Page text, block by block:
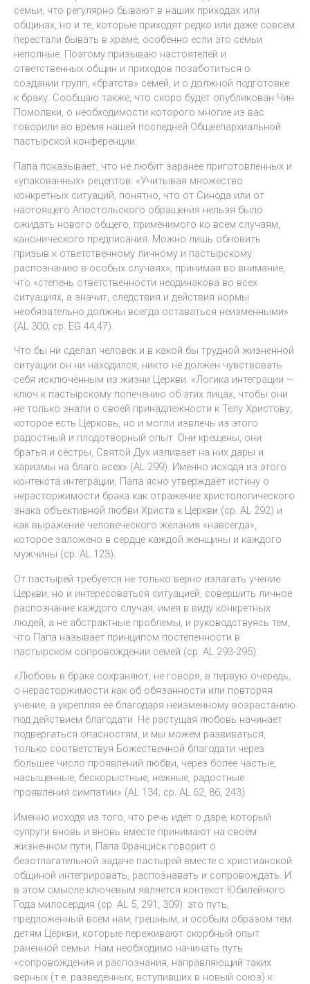
семьи, что регулярно бывают в наших приходах или
общинах, но и те, которые приходят редко или даже совсем
перестали бывать в храме, особенно если это семьи
неполные. Поэтому призываю настоятелей и
ответственных общин и приходов позаботиться о
создании групп, «братств» семей, и о должной подготовке
к браку. Сообщаю также, что скоро будет опубликован Чин
Помолвки, о необходимости которого многие из вас
говорили во время нашей последней Общеепархиальной
пастырской конференции.
Папа показывает, что не любит заранее приготовленных и
«упакованных» рецептов: «Учитывая множество
конкретных ситуаций, понятно, что от Синода или от
настоящего Апостольского обращения нельзя было
ожидать нового общего, применимого ко всем случаям,
канонического предписания. Можно лишь обновить
призыв к ответственному личному и пастырскому
распознанию в особых случаях», принимая во внимание,
что «степень ответственности неодинакова во всех
ситуациях, а значит, следствия и действия нормы
необязательно должны всегда оставаться неизменными»
(AL 300; ср. EG 44,47).
Что бы ни сделал человек и в какой бы трудной жизненной
ситуации он ни находился, никто не должен чувствовать
себя исключённым из жизни Церкви. «Логика интеграции —
ключ к пастырскому попечению об этих лицах, чтобы они
не только знали о своей принадлежности к Телу Христову,
которое есть Церковь, но и могли извлечь из этого
радостный и плодотворный опыт. Они крещены, они
братья и сёстры, Святой Дух изливает на них дары и
харизмы на благо всех» (AL 299). Именно исходя из этого
контекста интеграции, Папа ясно утверждает истину о
нерасторжимости брака как отражение христологического
знака объективной любви Христа к Церкви (ср. AL 292) и
как выражение человеческого желания «навсегда»,
которое заложено в сердце каждой женщины и каждого
мужчины (ср. AL 123).
От пастырей требуется не только верно излагать учение
Церкви, но и интересоваться ситуацией, совершить личное
распознание каждого случая, имея в виду конкретных
людей, а не абстрактные проблемы, и руководствуясь тем,
что Папа называет принципом постепенности в
пастырском сопровождении семей (ср. AL 293-295).
«Любовь в браке сохраняют, не говоря, в первую очередь,
о нерасторжимости как об обязанности или повторяя
учение, а укрепляя её благодаря неизменному возрастанию
под действием благодати. Не растущая любовь начинает
подвергаться опасностям, и мы можем развиваться,
только соответствуя Божественной благодати через
большее число проявлений любви, через более частые,
насыщенные, бескорыстные, нежные, радостные
проявления симпатии» (AL 134; ср. AL 62, 86, 243).
Именно исходя из того, что речь идёт о даре, который
супруги вновь и вновь вместе принимают на своём
жизненном пути, Папа Франциск говорит о
безотлагательной задаче пастырей вместе с христианской
общиной интегрировать, распознавать и сопровождать. И
в этом смысле ключевым является контекст Юбилейного
Года милосердия (ср. AL 5, 291, 309): это путь,
предложенный всем нам, грешным, и особым образом тем
детям Церкви, которые переживают скорбный опыт
раненной семьи. Нам необходимо начинать путь
«сопровождения и распознания, направляющий таких
верных (т.е. разведённых, вступивших в новый союз) к